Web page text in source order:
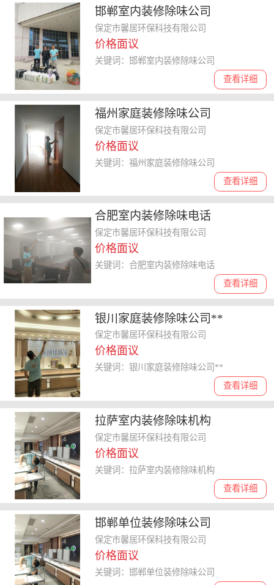
邯郸室内装修除味公司
保定市馨居环保科技有限公司
价格面议
查看详细
关键词：邯郸室内装修除味公司
福州家庭装修除味公司
保定市馨居环保科技有限公司
价格面议
查看详细
关键词：福州家庭装修除味公司
合肥室内装修除味电话
保定市馨居环保科技有限公司
价格面议
查看详细
关键词：合肥室内装修除味电话
银川家庭装修除味公司**
保定市馨居环保科技有限公司
价格面议
查看详细
关键词：银川家庭装修除味公司**
拉萨室内装修除味机构
保定市馨居环保科技有限公司
价格面议
查看详细
关键词：拉萨室内装修除味机构
邯郸单位装修除味公司
保定市馨居环保科技有限公司
价格面议
关键词：邯郸单位装修除味公司